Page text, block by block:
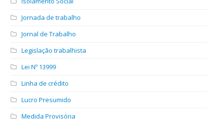
Jornada de trabalho
Jornal de Trabalho
Legislação trabalhista
Lei Nº 13999
Linha de crédito
Lucro Presumido
Medida Provisória